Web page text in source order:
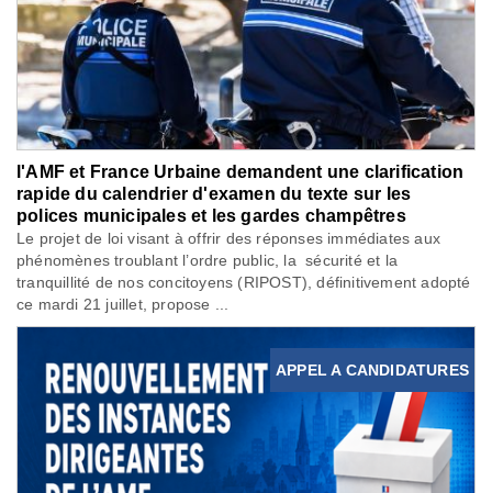
l'AMF et France Urbaine demandent une clarification
rapide du calendrier d'examen du texte sur les
polices municipales et les gardes champêtres
Le projet de loi visant à offrir des réponses immédiates aux
phénomènes troublant l’ordre public, la sécurité et la
tranquillité de nos concitoyens (RIPOST), définitivement adopté
ce mardi 21 juillet, propose ...
APPEL A CANDIDATURES